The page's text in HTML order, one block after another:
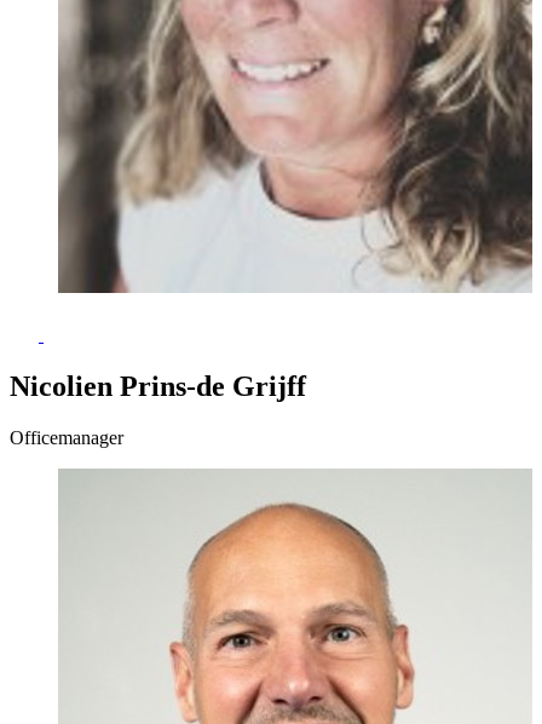
Nicolien Prins-de Grijff
Officemanager